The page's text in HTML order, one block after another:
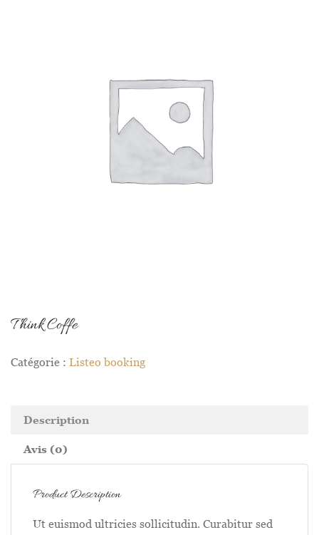
Think Coffe
Catégorie : Listeo booking
Description
Avis (0)
Product Description
Ut euismod ultricies sollicitudin. Curabitur sed